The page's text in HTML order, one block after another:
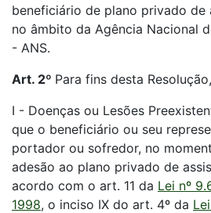
beneficiário de plano privado de
no âmbito da Agência Nacional
- ANS.
Art. 2º Para fins desta
I - Doenças ou Lesões
que o beneficiário ou seu
portador ou sofredor, no
adesão ao plano privado de
acordo com o art. 11 da Lei nº
1998, o inciso IX do art. 4º da